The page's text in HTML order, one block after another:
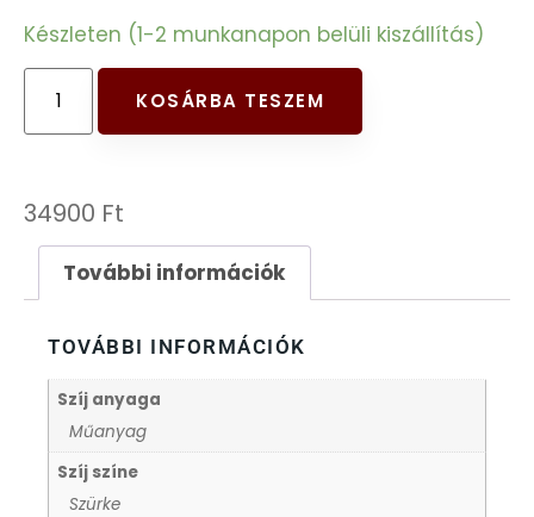
Készleten (1-2 munkanapon belüli kiszállítás)
KOSÁRBA TESZEM
34900 Ft
További információk
TOVÁBBI INFORMÁCIÓK
Szíj anyaga
Műanyag
Szíj színe
Szürke
FÉMCSATOK
FESTINA
FRANCIS DELON
FREELOOK
GUESS KARÓRÁK
HÁLÓZATI ÓRÁK
HOLLÓHÁZI PORCELÁN